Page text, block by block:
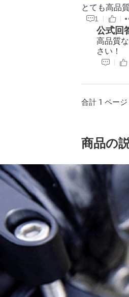
とても高品
1
公式回
高品質
さい！
合計 1 ページ
商品の